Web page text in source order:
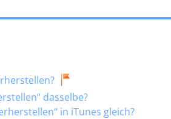
dasselbe?
in iTunes gleich?